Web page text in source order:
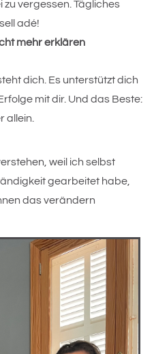
vergessen. Tägliches
adé!
mehr erklären
dich. Es unterstützt dich
mit dir. Und das Beste:
allein.
weil ich selbst
gearbeitet habe,
das verändern